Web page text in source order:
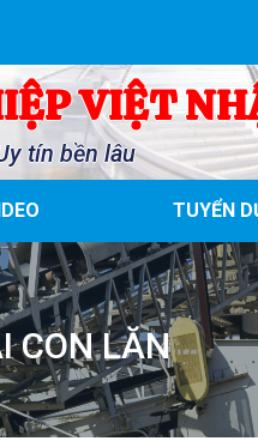
VIỆT
tín bền lâu
TUYỂN
CON LĂN